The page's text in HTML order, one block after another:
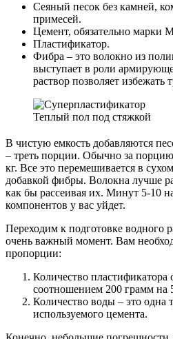
Сеяный песок без камней,
примесей.
Цемент, обязательно марки
Пластификатор.
Фибра – это волокно из
выступает в роли
раствор позволяет избежать
Теплый пол под стяжкой
В чистую емкость добавляются
– треть порции. Обычно за
кг. Все это перемешивается в
добавкой фибры. Волокна лучше
как бы рассеивая их. Минут 5-10
компонентов у вас уйдет.
Переходим к подготовке водного
очень важный момент. Вам
пропорции:
Количество пластификатора
соотношением 200 грамм на
Количество воды – это одна
используемого цемента.